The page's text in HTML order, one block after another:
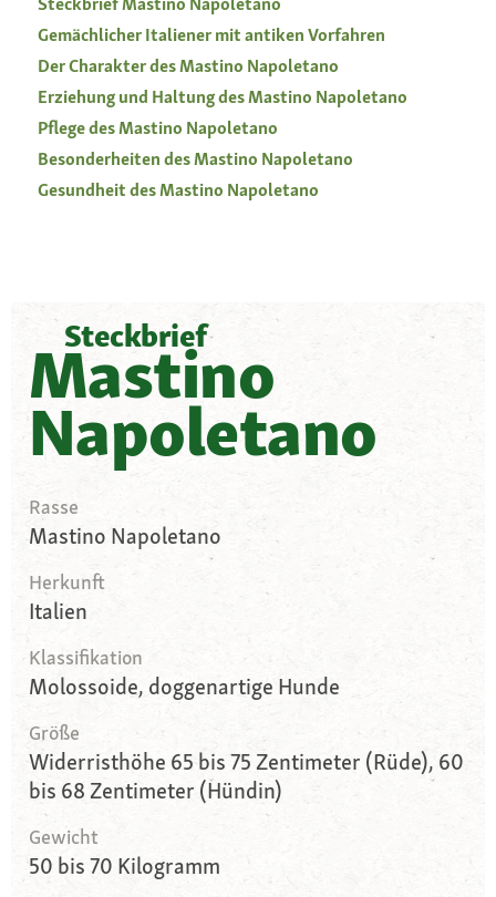
Gemächlicher Italiener mit antiken Vorfahren
Der Charakter des Mastino Napoletano
Erziehung und Haltung des Mastino Napoletano
Pflege des Mastino Napoletano
Besonderheiten des Mastino Napoletano
Gesundheit des Mastino Napoletano
Steckbrief
Mastino
Napoletano
Rasse
Mastino Napoletano
Herkunft
Italien
Klassifikation
Molossoide, doggenartige Hunde
Größe
Widerristhöhe 65 bis 75 Zentimeter (Rüde), 60
bis 68 Zentimeter (Hündin)
Gewicht
50 bis 70 Kilogramm